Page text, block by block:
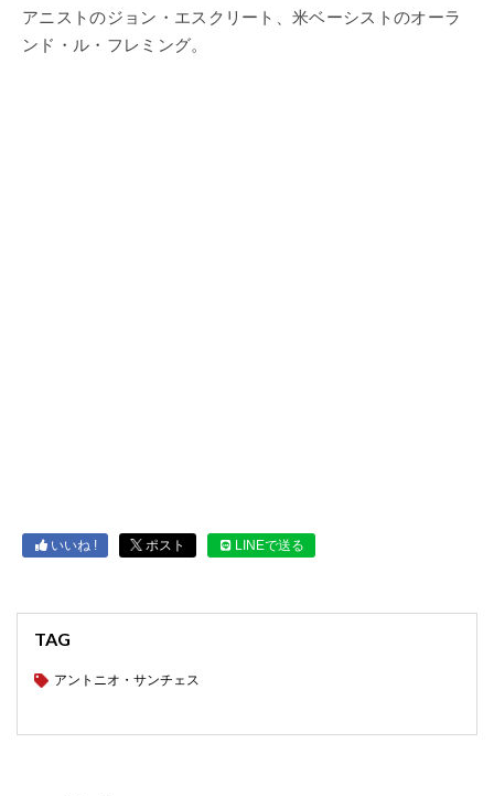
アニストのジョン・エスクリート、米ベーシストのオーラ
ンド・ル・フレミング。
いいね ! ポスト LINEで送る
TAG
アントニオ・サンチェス